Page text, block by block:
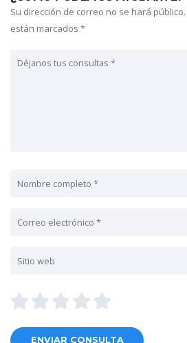
Su dirección de correo no se hará público.
están marcados *